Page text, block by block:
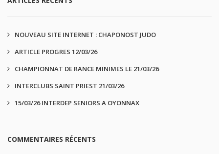
NOUVEAU SITE INTERNET : CHAPONOST JUDO
ARTICLE PROGRES 12/03/26
CHAMPIONNAT DE RANCE MINIMES LE 21/03/26
INTERCLUBS SAINT PRIEST 21/03/26
15/03/26 INTERDEP SENIORS A OYONNAX
COMMENTAIRES RÉCENTS